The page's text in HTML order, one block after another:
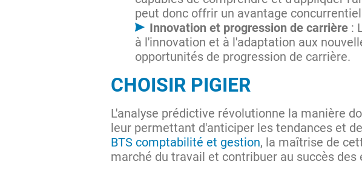
peut donc offrir un avantage
Innovation et progression de carrière :
à l'innovation et à l'adaptation aux
opportunités de progression de carrière.
CHOISIR PIGIER
L'analyse prédictive révolutionne la manière
leur permettant d'anticiper les tendances et
BTS comptabilité et gestion, la maîtrise de
marché du travail et contribuer au succès des